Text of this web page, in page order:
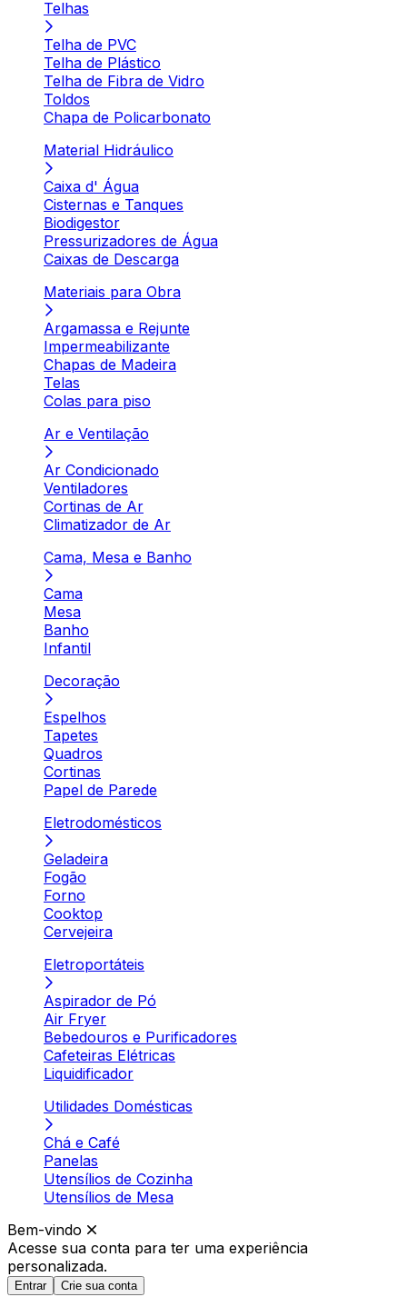
Telhas
Telha de PVC
Telha de Plástico
Telha de Fibra de Vidro
Toldos
Chapa de Policarbonato
Material Hidráulico
Caixa d' Água
Cisternas e Tanques
Biodigestor
Pressurizadores de Água
Caixas de Descarga
Materiais para Obra
Argamassa e Rejunte
Impermeabilizante
Chapas de Madeira
Telas
Colas para piso
Ar e Ventilação
Ar Condicionado
Ventiladores
Cortinas de Ar
Climatizador de Ar
Cama, Mesa e Banho
Cama
Mesa
Banho
Infantil
Decoração
Espelhos
Tapetes
Quadros
Cortinas
Papel de Parede
Eletrodomésticos
Geladeira
Fogão
Forno
Cooktop
Cervejeira
Eletroportáteis
Aspirador de Pó
Air Fryer
Bebedouros e Purificadores
Cafeteiras Elétricas
Liquidificador
Utilidades Domésticas
Chá e Café
Panelas
Utensílios de Cozinha
Utensílios de Mesa
Bem-vindo
Acesse sua conta para ter uma experiência
personalizada.
Entrar Crie sua conta